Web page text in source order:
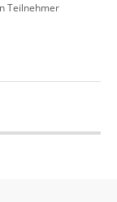
Teilnehmer